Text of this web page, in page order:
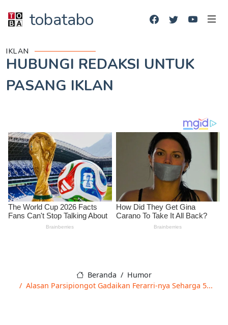
tobatabo
IKLAN
HUBUNGI REDAKSI UNTUK
PASANG IKLAN
Beranda
Humor
Alasan Parsipiongot Gadaikan Ferarri-nya Seharga 5...